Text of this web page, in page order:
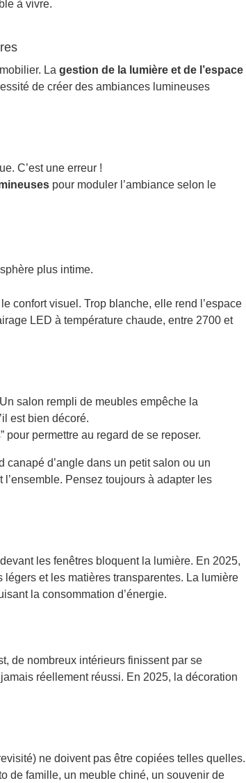
à vivre.
La gestion de la lumière et de l’espace
de créer des ambiances lumineuses
C’est une erreur !
pour moduler l’ambiance selon le
plus intime.
confort visuel. Trop blanche, elle rend l’espace
LED à température chaude, entre 2700 et
salon rempli de meubles empêche la
est bien décoré.
pour permettre au regard de se reposer.
canapé d’angle dans un petit salon ou un
Pensez toujours à adapter les
les fenêtres bloquent la lumière. En 2025,
et les matières transparentes. La lumière
la consommation d’énergie.
de nombreux intérieurs finissent par se
jamais réellement réussi. En 2025, la décoration
ne doivent pas être copiées telles quelles.
de famille, un meuble chiné, un souvenir de